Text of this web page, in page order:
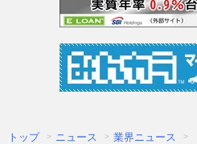
トップ ニュース 業界ニュース